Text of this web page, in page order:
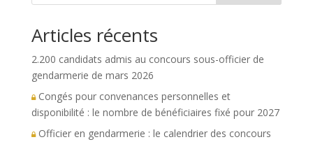
Articles récents
2.200 candidats admis au concours sous-officier de
gendarmerie de mars 2026
Congés pour convenances personnelles et
disponibilité : le nombre de bénéficiaires fixé pour 2027
Officier en gendarmerie : le calendrier des concours